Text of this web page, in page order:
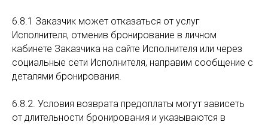
6.8.1 Заказчик может отказаться от услуг
Исполнителя, отменив бронирование в личном
кабинете Заказчика на сайте Исполнителя или через
социальные сети Исполнителя, направим сообщение с
деталями бронирования.
6.8.2. Условия возврата предоплаты могут зависеть
от длительности бронирования и указываются в